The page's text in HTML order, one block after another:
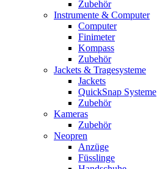
Zubehör
Instrumente & Computer
Computer
Finimeter
Kompass
Zubehör
Jackets & Tragesysteme
Jackets
QuickSnap Systeme
Zubehör
Kameras
Zubehör
Neopren
Anzüge
Füsslinge